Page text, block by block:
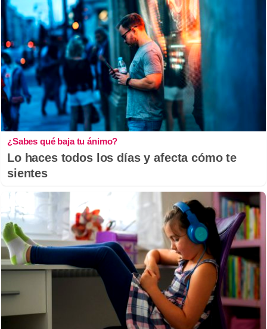
¿Sabes qué baja tu ánimo?
Lo haces todos los días y afecta cómo te
sientes